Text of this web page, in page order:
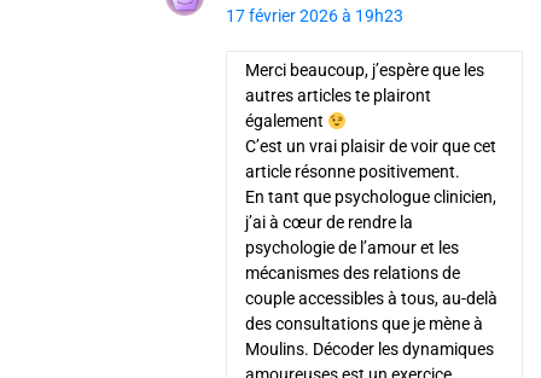
17 février 2026 à 19h23
Merci beaucoup, j’espère que les
autres articles te plairont
également
C’est un vrai plaisir de voir que cet
article résonne positivement.
En tant que psychologue clinicien,
j’ai à cœur de rendre la
psychologie de l’amour et les
mécanismes des relations de
couple accessibles à tous, au-delà
des consultations que je mène à
Moulins. Décoder les dynamiques